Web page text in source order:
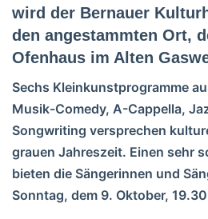
wird der Bernauer
den angestammten Ort,
Ofenhaus im Alten
Sechs Kleinkunstprogramme
Musik-Comedy, A-Cappella,
Songwriting versprechen
grauen Jahreszeit. Einen sehr
bieten die Sängerinnen und
Sonntag, dem 9. Oktober,